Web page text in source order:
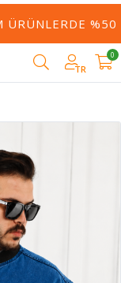
%50
TR
0